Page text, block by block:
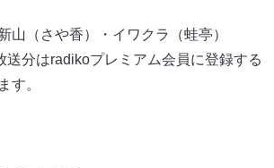
山（さや香）・イワクラ（蛙亭）
分はradikoプレミアム会員に登録する
す。